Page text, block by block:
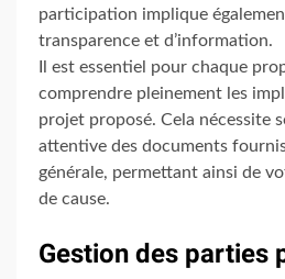
participation implique
transparence et d’information.
Il est essentiel pour chaque
comprendre pleinement les
projet proposé. Cela nécessite
attentive des documents
générale, permettant ainsi de
de cause.
Gestion des parties